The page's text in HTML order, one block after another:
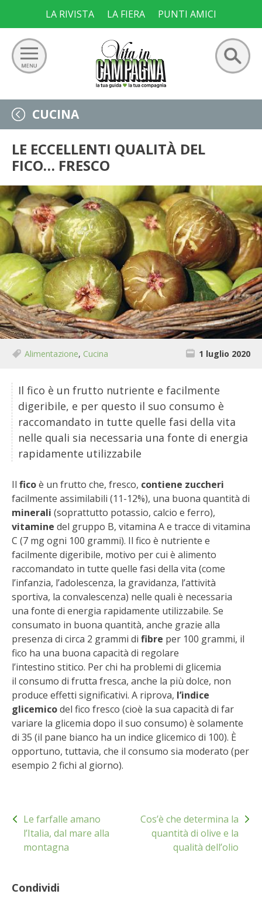
content
LA RIVISTA LA FIERA PUNTI AMICI
Ricerca
per:
GIARDINO
ORTO
FRUTTETO
VIGNETO
ALLEVAMENTI
BIODIVERSITÀ
CUCINA
PRODOTTI
FARFALLE DELLA CAMPAGNA
PICCOLO POLLAIO
STORIE DEI LETTORI
CONSERVARE LA FRUTTA
FACEM
STIHL
BLUMEN
NOCCIOLA DI CALABRIA
PELLENC
MEDICINA DEI SEMPLICI
SCONTI NOVEMBRE
COMPO
HUSQVARNA
ZAPI GARDEN
ORTO BIO – TECNICHE DI COLTIVAZIONE
TAP TRAP
CUCINA
LE ECCELLENTI QUALITÀ DEL
FICO… FRESCO
Alimentazione, Cucina 1 luglio 2020
Il fico è un frutto nutriente e facilmente
digeribile, e per questo il suo consumo è
raccomandato in tutte quelle fasi della vita
nelle quali sia necessaria una fonte di energia
rapidamente utilizzabile
Il ficoè un frutto che, fresco, contiene zuccheri
facilmente assimilabili (11-12%), una buona quantità di
minerali (soprattutto potassio, calcio e ferro),
vitamine del gruppo B, vitamina A e tracce di vitamina
C (7 mg ogni 100 grammi). Il fico è nutriente e
facilmente digeribile, motivo per cui è alimento
raccomandato in tutte quelle fasi della vita (come
l’infanzia, l’adolescenza, la gravidanza, l’attività
sportiva, la convalescenza) nelle quali è necessaria
una fonte di energia rapidamente utilizzabile. Se
consumato in buona quantità, anche grazie alla
presenza di circa 2 grammi di fibre per 100 grammi, il
fico ha una buona capacità di regolare
l’intestino stitico. Per chi ha problemi di glicemia
il consumo di frutta fresca, anche la più dolce, non
produce effetti significativi. A riprova, l’indice
glicemicodel fico fresco (cioè la sua capacità di far
variare la glicemia dopo il suo consumo) è solamente
di 35 (il pane bianco ha un indice glicemico di 100). È
opportuno, tuttavia, che il consumo sia moderato (per
esempio 2 fichi al giorno).
articoli
Le farfalle amano
l’Italia, dal mare alla
montagna
Cos’è che determina la
quantità di olive e la
qualità dell’olio
Condividi